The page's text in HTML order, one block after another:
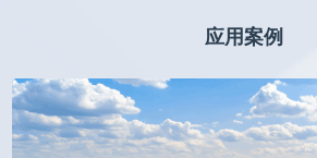
应用案例